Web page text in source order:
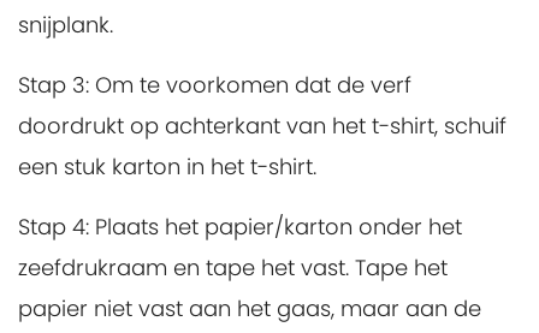
snijplank.
Stap 3: Om te voorkomen dat de verf
doordrukt op achterkant van het t-shirt, schuif
een stuk karton in het t-shirt.
Stap 4: Plaats het papier/karton onder het
zeefdrukraam en tape het vast. Tape het
papier niet vast aan het gaas, maar aan de